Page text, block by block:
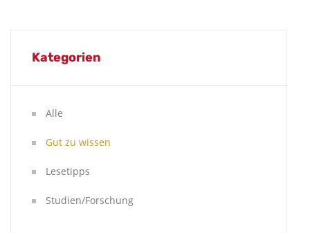
Kategorien
Alle
Gut zu wissen
Lesetipps
Studien/Forschung